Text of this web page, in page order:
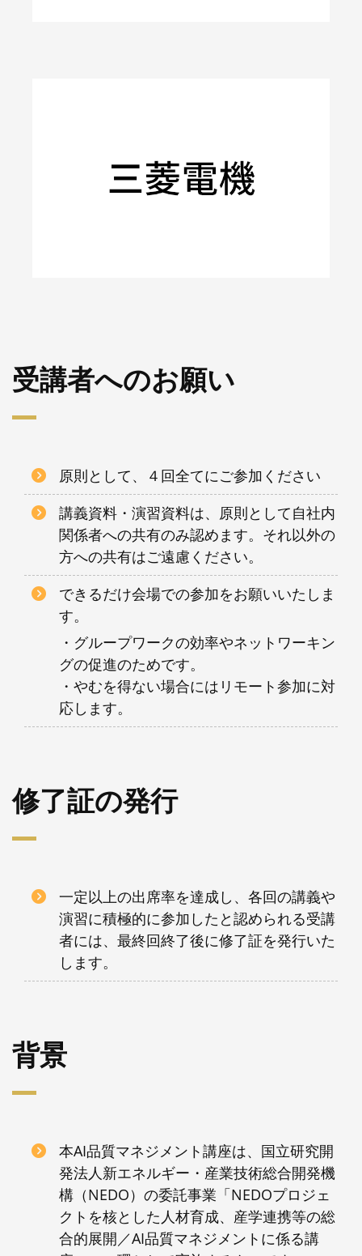
受講者へのお願い
原則として、４回全てにご参加ください
講義資料・演習資料は、原則として自社内
関係者への共有のみ認めます。それ以外の
方への共有はご遠慮ください。
できるだけ会場での参加をお願いいたしま
す。
・グループワークの効率やネットワーキン
グの促進のためです。
・やむを得ない場合にはリモート参加に対
応します。
修了証の発行
一定以上の出席率を達成し、各回の講義や
演習に積極的に参加したと認められる受講
者には、最終回終了後に修了証を発行いた
します。
背景
本AI品質マネジメント講座は、国立研究開
発法人新エネルギー・産業技術総合開発機
構（NEDO）の委託事業「NEDOプロジェ
クトを核とした人材育成、産学連携等の総
合的展開／AI品質マネジメントに係る講